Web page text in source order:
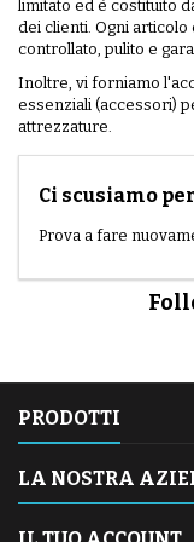
limitato ed è costituito
dei clienti. Ogni
controllato, pulito e
Inoltre, vi forniamo
essenziali (accessori)
attrezzature.
Ci scusiamo
Prova a fare
PRODOTTI
LA NOSTRA